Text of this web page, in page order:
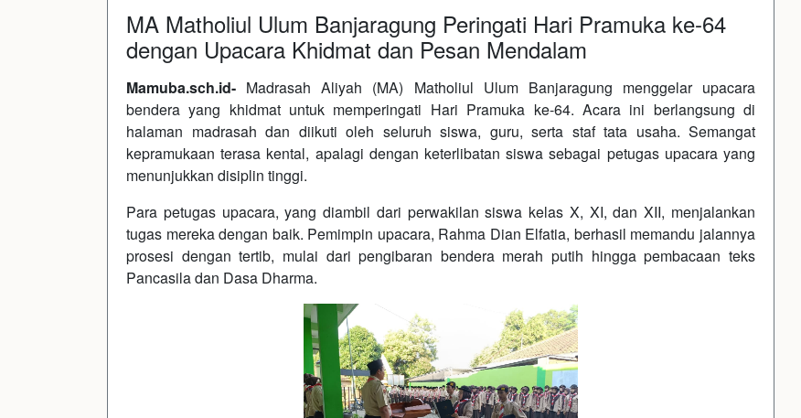
MA Matholiul Ulum Banjaragung Peringati Hari Pramuka ke-64
dengan Upacara Khidmat dan Pesan Mendalam
Mamuba.sch.id- Madrasah Aliyah (MA) Matholiul Ulum Banjaragung menggelar upacara
bendera yang khidmat untuk memperingati Hari Pramuka ke-64. Acara ini berlangsung di
halaman madrasah dan diikuti oleh seluruh siswa, guru, serta staf tata usaha. Semangat
kepramukaan terasa kental, apalagi dengan keterlibatan siswa sebagai petugas upacara yang
menunjukkan disiplin tinggi.
Para petugas upacara, yang diambil dari perwakilan siswa kelas X, XI, dan XII, menjalankan
tugas mereka dengan baik. Pemimpin upacara, Rahma Dian Elfatia, berhasil memandu jalannya
prosesi dengan tertib, mulai dari pengibaran bendera merah putih hingga pembacaan teks
Pancasila dan Dasa Dharma.